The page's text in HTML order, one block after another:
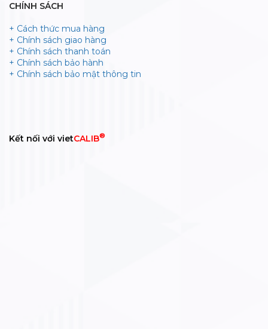
CHÍNH SÁCH
+ Cách thức mua hàng
+ Chính sách giao hàng
+ Chính sách thanh toán
+ Chính sách bảo hành
+ Chính sách bảo mật thông tin
Kết nối với vietCALIB®